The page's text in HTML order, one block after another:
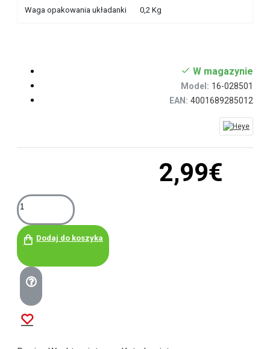
Waga opakowania układanki 0,2 Kg
2,99€
W magazynie
Model: 16-028501
EAN: 4001689285012
Dodaj do koszyka